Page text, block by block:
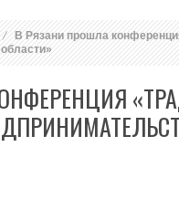
В Рязани прошла